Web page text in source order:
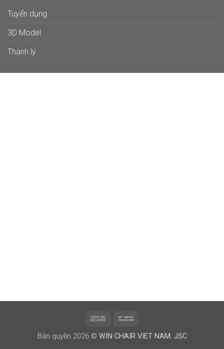
Tuyển dụng
3D Model
Thanh lý
Cash
Delivery
Bản quyền 2026 © WIN CHAIR VIET NAM. JSC